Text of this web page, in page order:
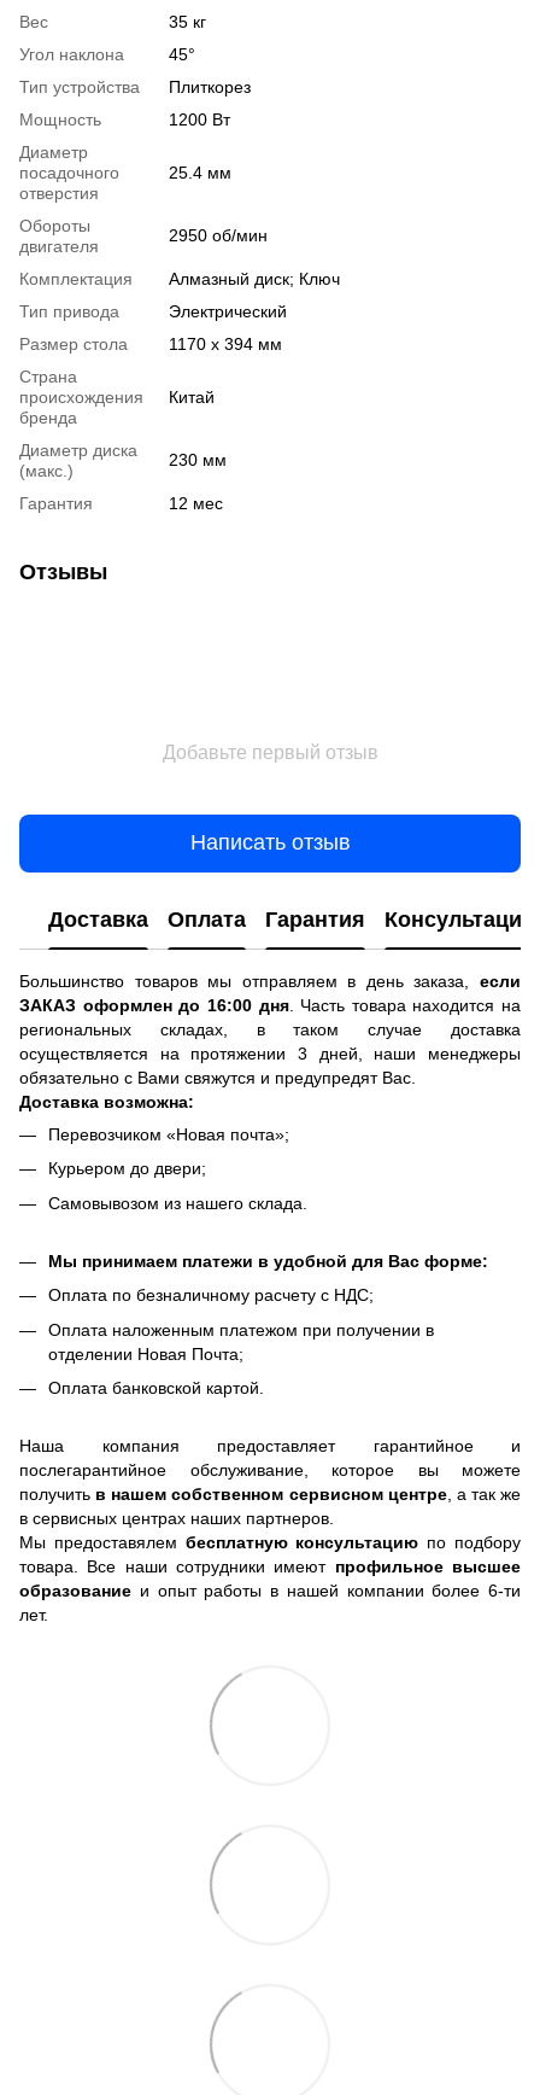
Вес
35 кг
Угол наклона
45°
Тип устройства
Плиткорез
Мощность
1200 Вт
Диаметр
посадочного
отверстия
25.4 мм
Обороты
двигателя
2950 об/мин
Комплектация
Алмазный диск; Ключ
Тип привода
Электрический
Размер стола
1170 х 394 мм
Страна
происхождения
бренда
Китай
Диаметр диска
(макс.)
230 мм
Гарантия 12 мес
Отзывы
Добавьте первый отзыв
Написать отзыв
Доставка Оплата Гарантия Консультация
Большинство товаров мы отправляем в день заказа, если
ЗАКАЗ оформлен до 16:00 дня. Часть товара находится на
региональных складах, в таком случае доставка
осуществляется на протяжении 3 дней, наши менеджеры
обязательно с Вами свяжутся и предупредят Вас.
Доставка возможна:
Перевозчиком «Новая почта»;
Курьером до двери;
Самовывозом из нашего склада.
Мы принимаем платежи в удобной для Вас форме:
Оплата по безналичному расчету с НДС;
Оплата наложенным платежом при получении в
отделении Новая Почта;
Оплата банковской картой.
Наша компания предоставляет гарантийное и
послегарантийное обслуживание, которое вы можете
получить в нашем собственном сервисном центре, а так же
в сервисных центрах наших партнеров.
Мы предоставялем бесплатную консультацию по подбору
товара. Все наши сотрудники имеют профильное высшее
образование и опыт работы в нашей компании более 6-ти
лет.